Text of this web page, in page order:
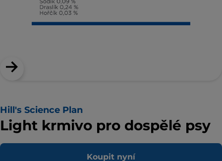
Hill's Science Plan
Light krmivo pro dospělé psy
Koupit nyní